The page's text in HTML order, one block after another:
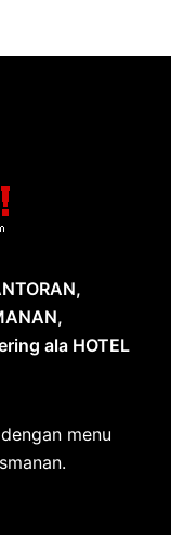
ala HOTEL
menu